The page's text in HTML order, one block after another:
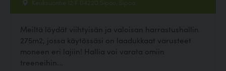
Meiltä löydät viihtyisän ja valoisan harrastushallin
275m2, jossa käytössäsi on laadukkaat varusteet
moneen eri lajiin! Hallia voi varata omiin
treeneihin...